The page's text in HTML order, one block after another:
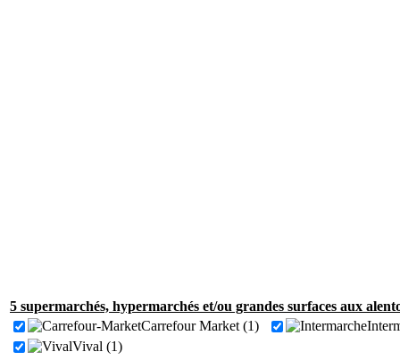
5 supermarchés, hypermarchés et/ou grandes surfaces aux
Carrefour Market (1)
Vival (1)